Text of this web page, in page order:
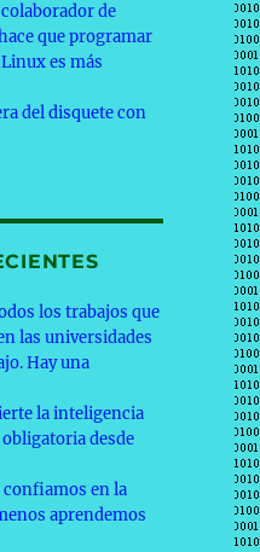
de
que programar
es más
del disquete con
los trabajos que
las universidades
Hay una
la inteligencia
desde
confiamos en la
aprendemos